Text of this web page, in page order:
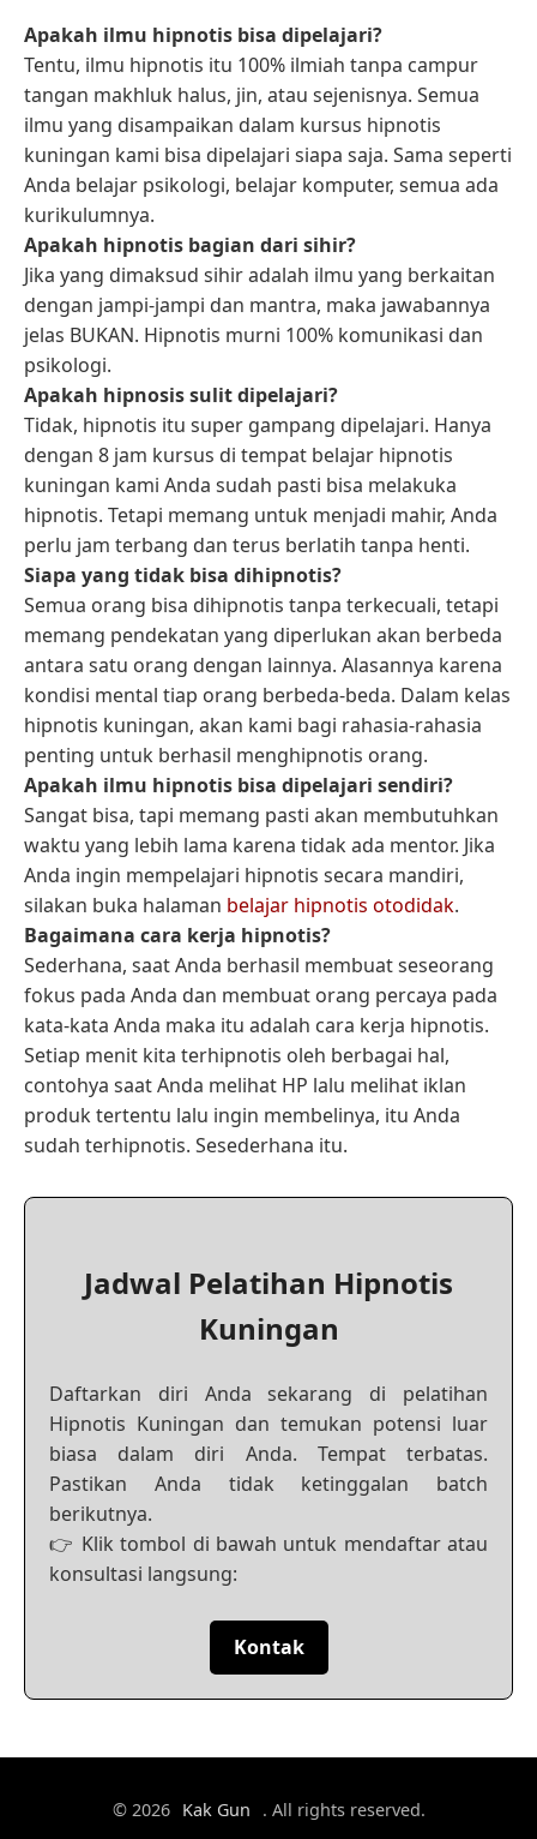
Apakah ilmu hipnotis bisa dipelajari?
Tentu, ilmu hipnotis itu 100% ilmiah tanpa campur
tangan makhluk halus, jin, atau sejenisnya. Semua
ilmu yang disampaikan dalam kursus hipnotis
kuningan kami bisa dipelajari siapa saja. Sama seperti
Anda belajar psikologi, belajar komputer, semua ada
kurikulumnya.
Apakah hipnotis bagian dari sihir?
Jika yang dimaksud sihir adalah ilmu yang berkaitan
dengan jampi-jampi dan mantra, maka jawabannya
jelas BUKAN. Hipnotis murni 100% komunikasi dan
psikologi.
Apakah hipnosis sulit dipelajari?
Tidak, hipnotis itu super gampang dipelajari. Hanya
dengan 8 jam kursus di tempat belajar hipnotis
kuningan kami Anda sudah pasti bisa melakuka
hipnotis. Tetapi memang untuk menjadi mahir, Anda
perlu jam terbang dan terus berlatih tanpa henti.
Siapa yang tidak bisa dihipnotis?
Semua orang bisa dihipnotis tanpa terkecuali, tetapi
memang pendekatan yang diperlukan akan berbeda
antara satu orang dengan lainnya. Alasannya karena
kondisi mental tiap orang berbeda-beda. Dalam kelas
hipnotis kuningan, akan kami bagi rahasia-rahasia
penting untuk berhasil menghipnotis orang.
Apakah ilmu hipnotis bisa dipelajari sendiri?
Sangat bisa, tapi memang pasti akan membutuhkan
waktu yang lebih lama karena tidak ada mentor. Jika
Anda ingin mempelajari hipnotis secara mandiri,
silakan buka halaman belajar hipnotis otodidak.
Bagaimana cara kerja hipnotis?
Sederhana, saat Anda berhasil membuat seseorang
fokus pada Anda dan membuat orang percaya pada
kata-kata Anda maka itu adalah cara kerja hipnotis.
Setiap menit kita terhipnotis oleh berbagai hal,
contohya saat Anda melihat HP lalu melihat iklan
produk tertentu lalu ingin membelinya, itu Anda
sudah terhipnotis. Sesederhana itu.
Jadwal Pelatihan Hipnotis
Kuningan
Daftarkan diri Anda sekarang di pelatihan
Hipnotis Kuningan dan temukan potensi luar
biasa dalam diri Anda. Tempat terbatas.
Pastikan Anda tidak ketinggalan batch
berikutnya.
👉 Klik tombol di bawah untuk mendaftar atau
konsultasi langsung:
Kontak
© 2026 Kak Gun . All rights reserved.